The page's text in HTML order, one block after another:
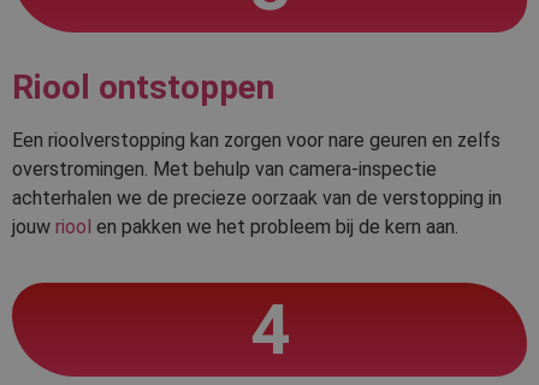
Riool ontstoppen
Een rioolverstopping kan zorgen voor nare geuren en zelfs
overstromingen. Met behulp van camera-inspectie
achterhalen we de precieze oorzaak van de verstopping in
jouw riool en pakken we het probleem bij de kern aan.
4